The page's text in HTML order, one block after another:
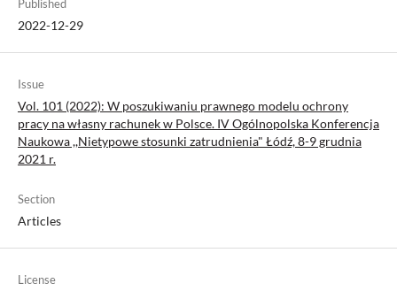
Published
2022-12-29
Issue
Vol. 101 (2022): W poszukiwaniu prawnego modelu ochrony
pracy na własny rachunek w Polsce. IV Ogólnopolska Konferencja
Naukowa ,,Nietypowe stosunki zatrudnienia" Łódź, 8-9 grudnia
2021 r.
Section
Articles
License